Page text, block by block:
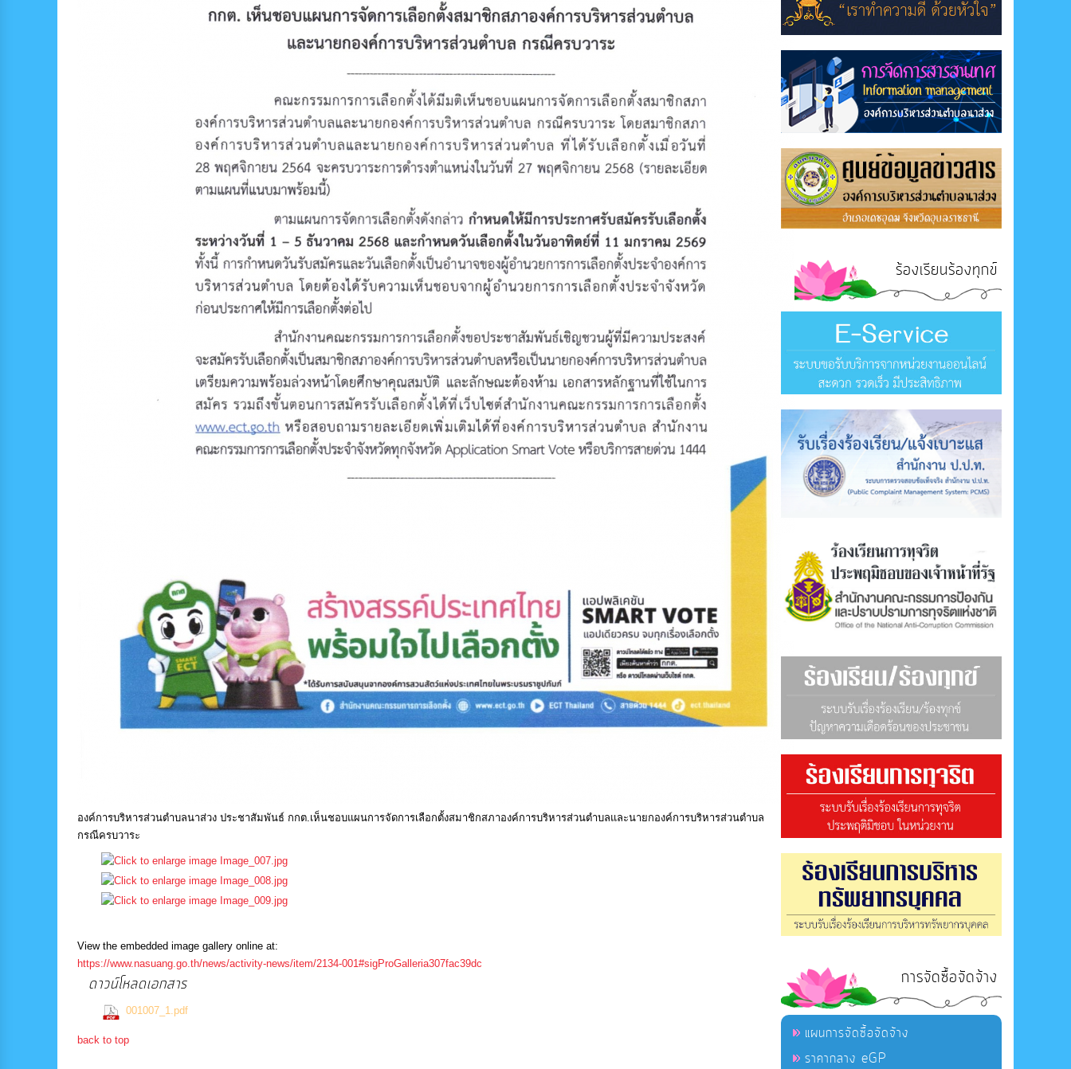
องค์การบริหารส่วนตำบลนาส่วง ประชาสัมพันธ์ กกต.เห็นชอบแผนการจัดการเลือกตั้งสมาชิกสภาองค์การบริหารส่วนตำบลและนายกองค์การบริหารส่วนตำบล
กรณีครบวาระ
View the embedded image gallery online at:
https://www.nasuang.go.th/news/activity-news/item/2134-001#sigProGalleria307fac39dc
ดาวน์โหลดเอกสาร
001007_1.pdf
back to top
ร้องเรียนร้องทุกข์
การจัดซื้อจัดจ้าง
แผนการจัดซื้อจัดจ้าง
ราคากลาง eGP